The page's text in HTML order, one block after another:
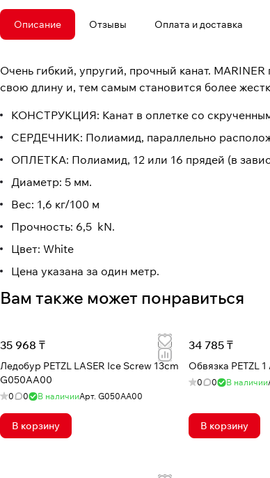
Описание Отзывы Оплата и доставка
Очень гибкий, упругий, прочный канат.
свою длину и, тем самым становится более
КОНСТРУКЦИЯ: Канат в оплетке со
СЕРДЕЧНИК: Полиамид, параллельно
ОПЛЕТКА: Полиамид, 12 или 16 прядей (в
Диаметр: 5 мм.
Вес: 1,6 кг/100 м
Прочность: 6,5 kN.
Цвет: White
Цена указана за один метр.
Вам также может понравиться
35 968 ₸
Ледобур PETZL LASER Ice Screw 13cm
G050AA00
0 0 В наличииАрт. G050AA00
В корзину
34 785 ₸
Обвязка PETZL 1
0 0 В наличии
В корзину